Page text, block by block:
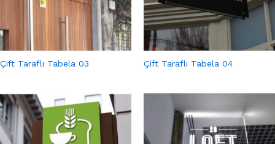
Çift Taraflı Tabela 03 Çift Taraflı Tabela 04